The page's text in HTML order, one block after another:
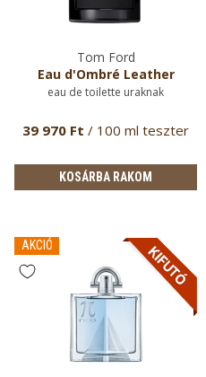
Tom Ford
Eau d'Ombré Leather
eau de toilette uraknak
39 970 Ft / 100 ml teszter
KOSÁRBA RAKOM
AKCIÓ